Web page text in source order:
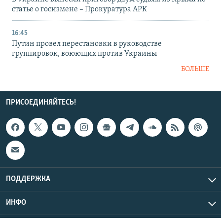
статье о госизмене – Прокуратура АРК
16:45
Путин провел перестановки в руководстве
группировок, воюющих против Украины
БОЛЬШЕ
ПРИСОЕДИНЯЙТЕСЬ!
ПОДДЕРЖКА
ИНФО